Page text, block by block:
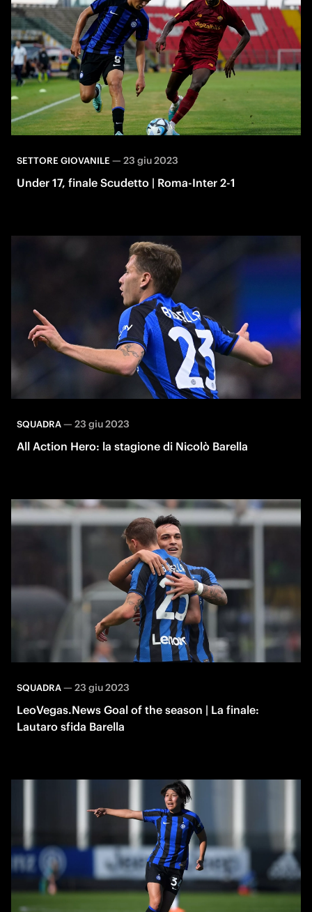
SETTORE GIOVANILE— 23 giu 2023
Under 17, finale Scudetto | Roma-Inter 2-1
SQUADRA— 23 giu 2023
All Action Hero: la stagione di Nicolò Barella
SQUADRA— 23 giu 2023
LeoVegas.News Goal of the season | La finale:
Lautaro sfida Barella